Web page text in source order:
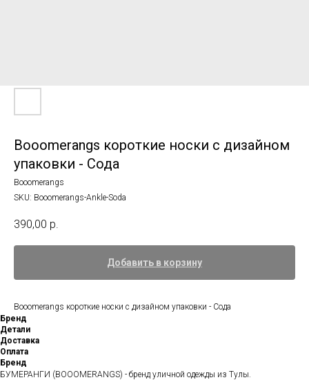
Booomerangs короткие носки с дизайном
упаковки - Сода
Booomerangs
SKU: Booomerangs-Ankle-Soda
390,00 р.
Добавить в корзину
Booomerangs короткие носки с дизайном упаковки - Сода
Бренд
Детали
Доставка
Оплата
Бренд
БУМЕРАНГИ (BOOOMERANGS) - бренд уличной одежды из Тулы.